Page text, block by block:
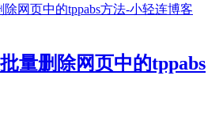
量删除网页中的tppabs